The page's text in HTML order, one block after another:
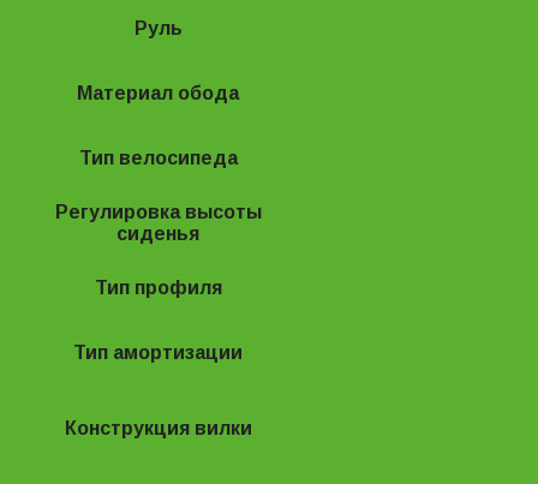
Руль
Материал обода
Тип велосипеда
Регулировка высоты
сиденья
Тип профиля
Тип амортизации
Конструкция вилки